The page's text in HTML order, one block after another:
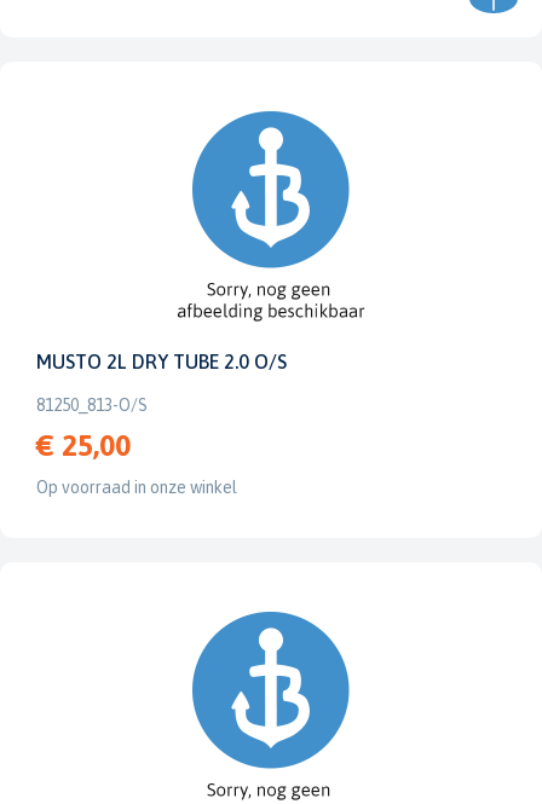
MUSTO 2L DRY TUBE 2.0 O/S
81250_813-O/S
€ 25,00
Op voorraad in onze winkel